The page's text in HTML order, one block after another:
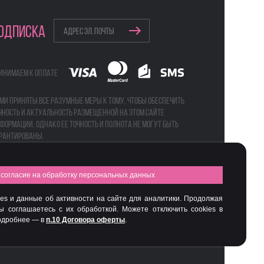
к оплате
приняты все разумные меры к тому, чтобы обеспечить
и актуальность размещенной на этом сайте
однако ее точность и полнота не могут быть
Бьюти-боксы
на обработку персональных данных
и данные об активности на сайте для аналитики. Продолжая
соглашаетесь с их обработкой. Можете отключить cookies в
— в п.10 Договора оферты.